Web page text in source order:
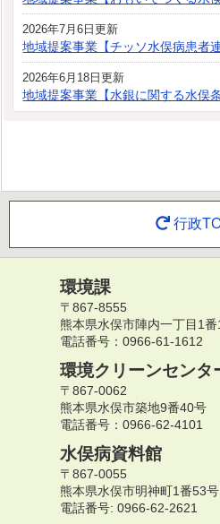
2026年7月6日更新
地域提案事業【チッソ水俣病患者連
2026年6月18日更新
地域提案事業【水銀に関する水俣
行政
環境課
〒867-8555
熊本県水俣市陣内一丁目1番
電話番号：0966-61-1612
環境クリーンセンタ
〒867-0062
熊本県水俣市築地9番40号
電話番号：0966-62-4101
水俣病資料館
〒867-0055
熊本県水俣市明神町1番53号
電話番号: 0966-62-2621